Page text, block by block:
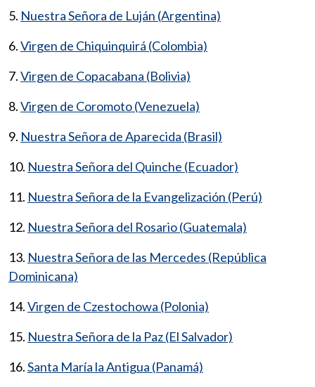
5. Nuestra Señora de Luján (Argentina)
6.Virgen de Chiquinquirá (Colombia)
7.Virgen de Copacabana (Bolivia)
8.Virgen de Coromoto (Venezuela)
9. Nuestra Señora de Aparecida (Brasil)
10. Nuestra Señora del Quinche (Ecuador)
11. Nuestra Señora de la Evangelización (Perú)
12. Nuestra Señora del Rosario (Guatemala)
13. Nuestra Señora de las Mercedes (República
Dominicana)
14.Virgen de Czestochowa (Polonia)
15. Nuestra Señora de la Paz (El Salvador)
16.Santa María la Antigua (Panamá)